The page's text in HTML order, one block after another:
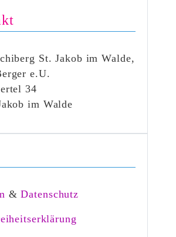
St. Jakob im Walde,
e.U.
34
im Walde
&Datenschutz